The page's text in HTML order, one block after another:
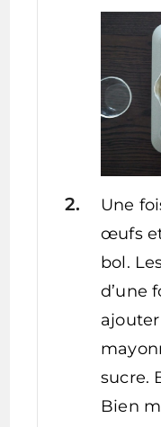
Une
œufs
bol.
d’une
sucre.
Bien